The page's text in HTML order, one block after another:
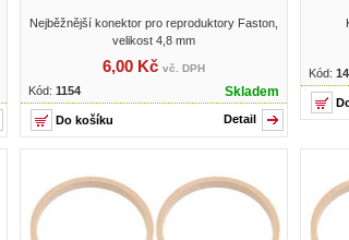
Nejběžnější konektor pro reproduktory Faston,
velikost 4,8 mm
6,00 Kč vč. DPH
Kód: 1154 Skladem
Detail
Kód: